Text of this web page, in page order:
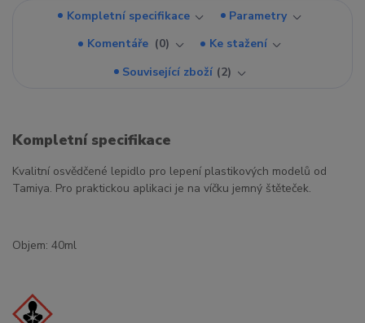
Kompletní specifikace
Parametry
Komentáře
0
Ke stažení
Související zboží 2
Kompletní specifikace
Kvalitní osvědčené lepidlo pro lepení plastikových modelů od
Tamiya. Pro praktickou aplikaci je na víčku jemný štěteček.
Objem: 40ml